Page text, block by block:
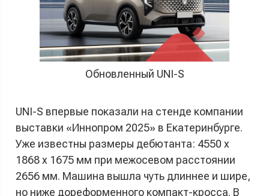
Обновленный UNI-S
UNI-S впервые показали на стенде компании
выставки «Иннопром 2025» в Екатеринбурге.
Уже известны размеры дебютанта: 4550 х
1868 х 1675 мм при межосевом расстоянии
2656 мм. Машина вышла чуть длиннее и шире,
но ниже дореформенного компакт-кросса. В